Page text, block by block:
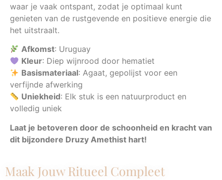
waar je vaak ontspant, zodat je optimaal kunt
genieten van de rustgevende en positieve energie die
het uitstraalt.
Afkomst: Uruguay
Kleur: Diep wijnrood door hematiet
Basismateriaal: Agaat, gepolijst voor een
verfijnde afwerking
Uniekheid: Elk stuk is een natuurproduct en
volledig uniek
Laat je betoveren door de schoonheid en kracht van
dit bijzondere Druzy Amethist hart!
Maak Jouw Ritueel Compleet